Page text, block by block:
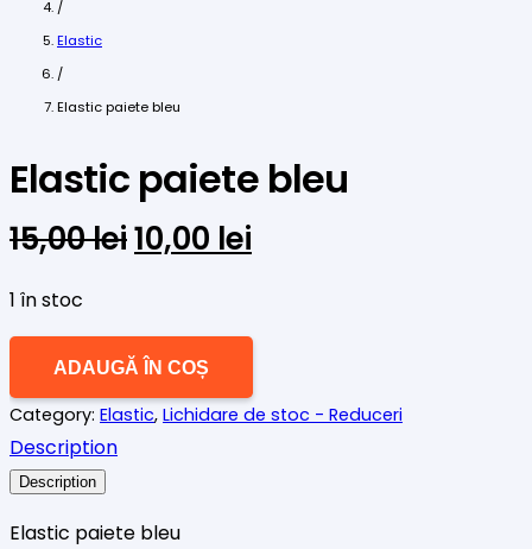
/
Elastic
/
Elastic paiete bleu
Elastic paiete bleu
15,00leiPrețul
fost:
15,00 lei.
10,00 lei
10,00 lei.
1 în stoc
paiete
bleu
ADAUGĂ ÎN COȘ
Category: Elastic, Lichidare de stoc - Reduceri
Description
Description
Elastic paiete bleu